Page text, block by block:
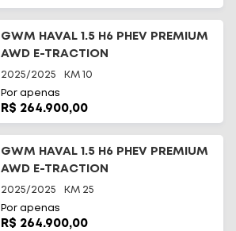
GWM HAVAL 1.5 H6 PHEV PREMIUM
AWD E-TRACTION
2025/2025 KM 10
Por apenas
R$ 264.900,00
GWM HAVAL 1.5 H6 PHEV PREMIUM
AWD E-TRACTION
2025/2025 KM 25
Por apenas
R$ 264.900,00